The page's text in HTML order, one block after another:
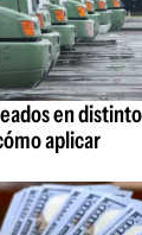
en
aplicar